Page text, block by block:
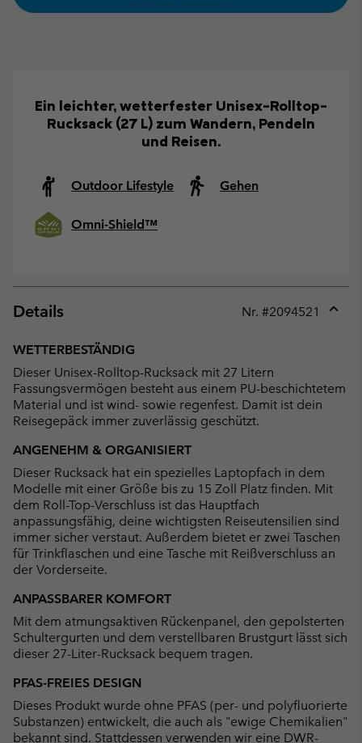
Ein leichter, wetterfester Unisex-Rolltop-
Rucksack (27 L) zum Wandern, Pendeln
und Reisen.
Outdoor Lifestyle Gehen
Omni-Shield™
Details Nr. #2094521
WETTERBESTÄNDIG
Dieser Unisex-Rolltop-Rucksack mit 27 Litern
Fassungsvermögen besteht aus einem PU-beschichtetem
Material und ist wind- sowie regenfest. Damit ist dein
Reisegepäck immer zuverlässig geschützt.
ANGENEHM & ORGANISIERT
Dieser Rucksack hat ein spezielles Laptopfach in dem
Modelle mit einer Größe bis zu 15 Zoll Platz finden. Mit
dem Roll-Top-Verschluss ist das Hauptfach
anpassungsfähig, deine wichtigsten Reiseutensilien sind
immer sicher verstaut. Außerdem bietet er zwei Taschen
für Trinkflaschen und eine Tasche mit Reißverschluss an
der Vorderseite.
ANPASSBARER KOMFORT
Mit dem atmungsaktiven Rückenpanel, den gepolsterten
Schultergurten und dem verstellbaren Brustgurt lässt sich
dieser 27-Liter-Rucksack bequem tragen.
PFAS-FREIES DESIGN
Dieses Produkt wurde ohne PFAS (per- und polyfluorierte
Substanzen) entwickelt, die auch als "ewige Chemikalien"
bekannt sind. Stattdessen verwenden wir eine DWR-